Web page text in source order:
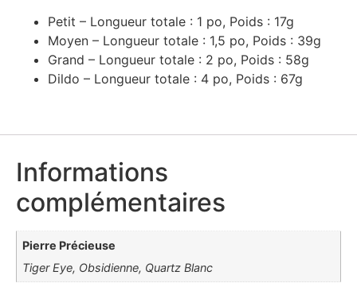
Petit – Longueur totale : 1 po, Poids : 17g
Moyen – Longueur totale : 1,5 po, Poids : 39g
Grand – Longueur totale : 2 po, Poids : 58g
Dildo – Longueur totale : 4 po, Poids : 67g
Informations
complémentaires
Pierre Précieuse
Tiger Eye, Obsidienne, Quartz Blanc